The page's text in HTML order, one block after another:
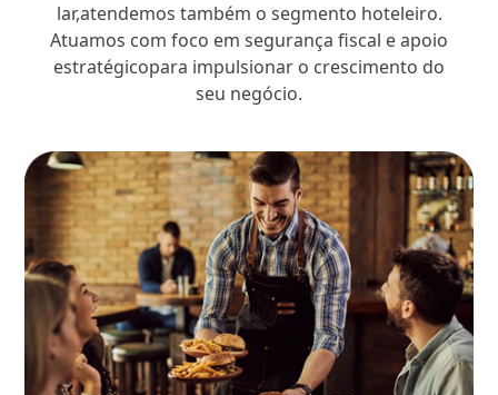
lar,atendemos também o segmento hoteleiro.
Atuamos com foco em segurança fiscal e apoio
estratégicopara impulsionar o crescimento do
seu negócio.